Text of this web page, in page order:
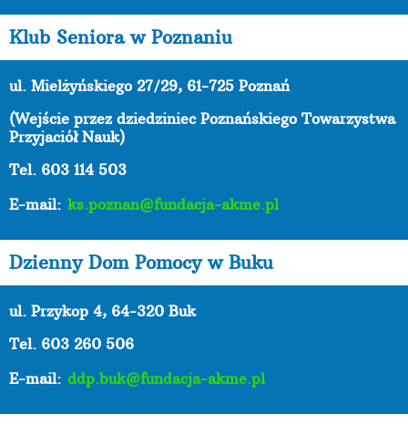
Klub Seniora w Poznaniu
ul. Mielżyńskiego 27/29, 61-725 Poznań
(Wejście przez dziedziniec Poznańskiego Towarzystwa
Przyjaciół Nauk)
Tel. 603 114 503
E-mail: ks.poznan@fundacja-akme.pl
Dzienny Dom Pomocy w Buku
ul. Przykop 4, 64-320 Buk
Tel. 603 260 506
E-mail: ddp.buk@fundacja-akme.pl